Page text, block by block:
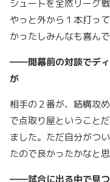
シュートを全然リーグ
やっと外から１本打っ
かったしみんなも喜ん
――開幕前の対談でディ
が
相手の２番が、結構攻
で点取り屋ということ
ました。ただ自分がつ
たので良かったかなと思
――試合に出る中で見つ